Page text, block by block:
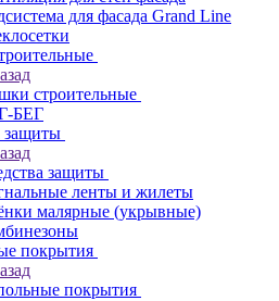
для фасада Grand Line
строительные
БЕГ
защиты
защиты
ленты и жилеты
малярные (укрывные)
покрытия
покрытия